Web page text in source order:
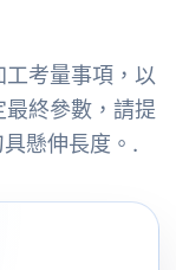
考量事項，以
終參數，請提
懸伸長度。.